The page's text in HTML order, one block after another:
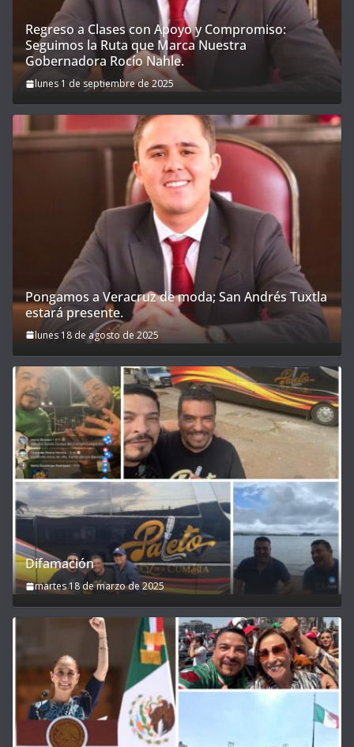
Regreso a Clases con Apoyo y Compromiso:
Seguimos la Ruta que Marca Nuestra
Gobernadora Rocío Nahle.
lunes 1 de septiembre de 2025
Pongamos a Veracruz de moda; San Andrés Tuxtla
estará presente.
lunes 18 de agosto de 2025
Difamación
martes 18 de marzo de 2025